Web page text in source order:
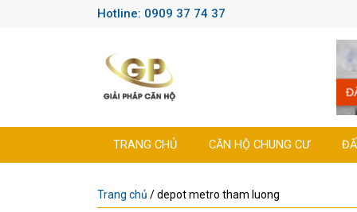
Hotline: 0909 37 74 37
TRANG CHỦ CĂN HỘ CHUNG CƯ
Trang chủ /depot metro tham luong